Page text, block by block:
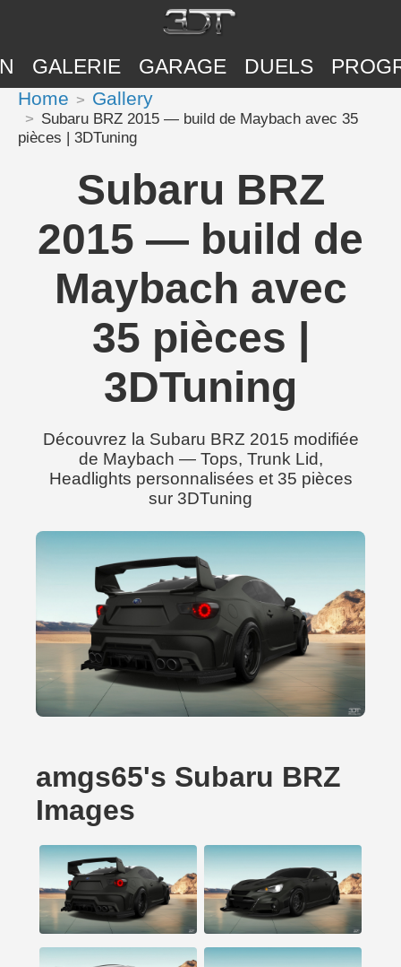
GALERIE GARAGE DUELS
Home Gallery
Subaru BRZ 2015 — build de Maybach avec 35
pièces | 3DTuning
Subaru BRZ
2015 — build de
Maybach avec
35 pièces |
3DTuning
Découvrez la Subaru BRZ 2015 modifiée
de Maybach — Tops, Trunk Lid,
Headlights personnalisées et 35 pièces
sur 3DTuning
amgs65's Subaru BRZ
Images